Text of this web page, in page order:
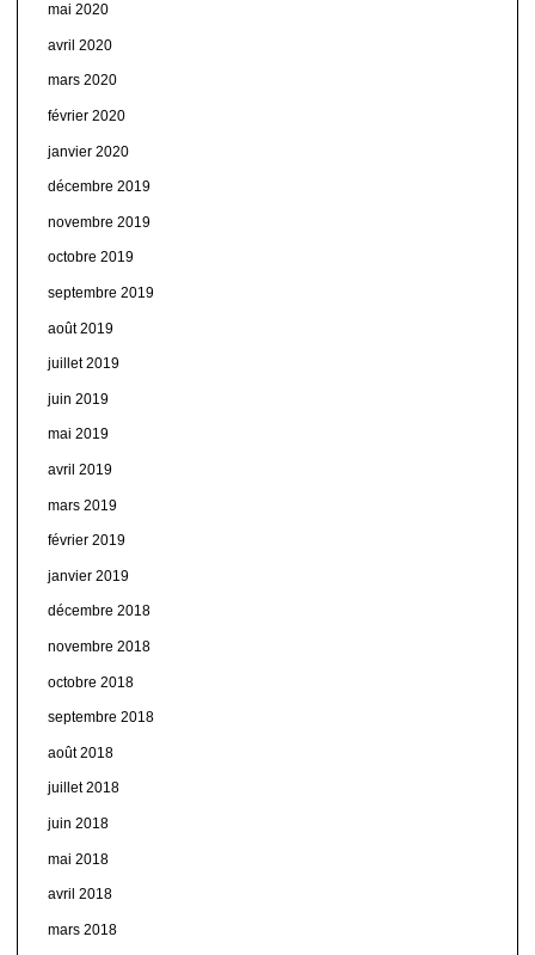
mai 2020
avril 2020
mars 2020
février 2020
janvier 2020
décembre 2019
novembre 2019
octobre 2019
septembre 2019
août 2019
juillet 2019
juin 2019
mai 2019
avril 2019
mars 2019
février 2019
janvier 2019
décembre 2018
novembre 2018
octobre 2018
septembre 2018
août 2018
juillet 2018
juin 2018
mai 2018
avril 2018
mars 2018